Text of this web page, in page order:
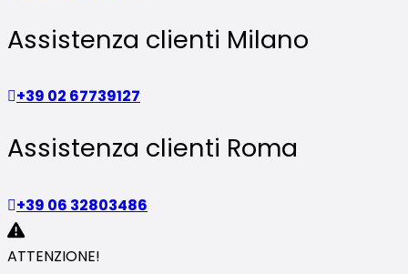
Assistenza clienti Milano
+39 02 67739127
Assistenza clienti Roma
+39 06 32803486
ATTENZIONE!